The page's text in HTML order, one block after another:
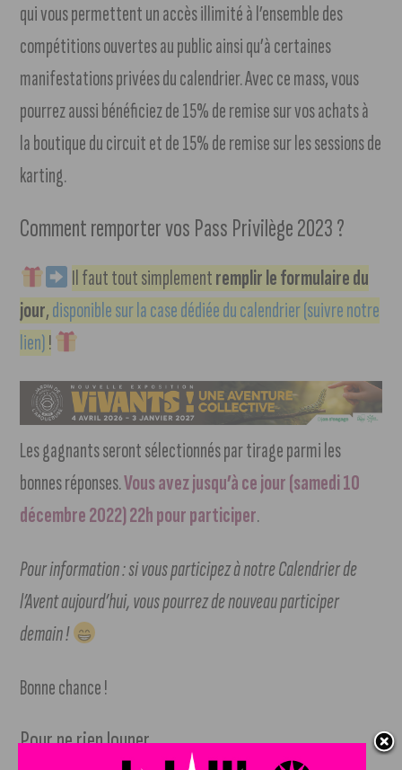
qui vous permettent un accès illimité à l’ensemble des
compétitions ouvertes au public ainsi qu’à certaines
manifestations privées du calendrier. Avec ce mass, vous
pourrez aussi bénéficiez de 15% de remise sur vos achats à
la boutique du circuit et de 15% de remise sur les sessions de
karting.
Comment remporter vos Pass Privilège 2023 ?
Il faut tout simplementremplir le formulaire du
jour,disponible sur la case dédiée du calendrier (suivre notre
lien)!
Les gagnants seront sélectionnés par tirage parmi les
bonnes réponses.Vous avez jusqu’à ce jour (samedi 10
décembre 2022) 22h pour participer.
Pour information : si vous participez à notre Calendrier de
l’Avent aujourd’hui, vous pourrez de nouveau participer
demain !
Bonne chance !
Pour ne rien louper…